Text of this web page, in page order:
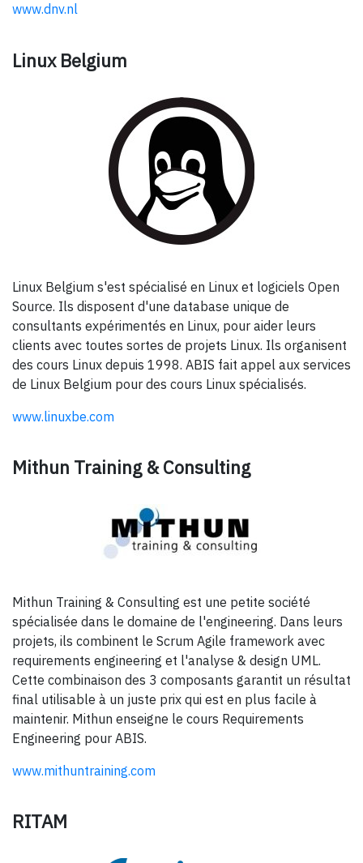
www.dnv.nl
Linux Belgium
Linux Belgium s'est spécialisé en Linux et logiciels Open
Source. Ils disposent d'une database unique de
consultants expérimentés en Linux, pour aider leurs
clients avec toutes sortes de projets Linux. Ils organisent
des cours Linux depuis 1998. ABIS fait appel aux services
de Linux Belgium pour des cours Linux spécialisés.
www.linuxbe.com
Mithun Training & Consulting
Mithun Training & Consulting est une petite société
spécialisée dans le domaine de l'engineering. Dans leurs
projets, ils combinent le Scrum Agile framework avec
requirements engineering et l'analyse & design UML.
Cette combinaison des 3 composants garantit un résultat
final utilisable à un juste prix qui est en plus facile à
maintenir. Mithun enseigne le cours Requirements
Engineering pour ABIS.
www.mithuntraining.com
RITAM